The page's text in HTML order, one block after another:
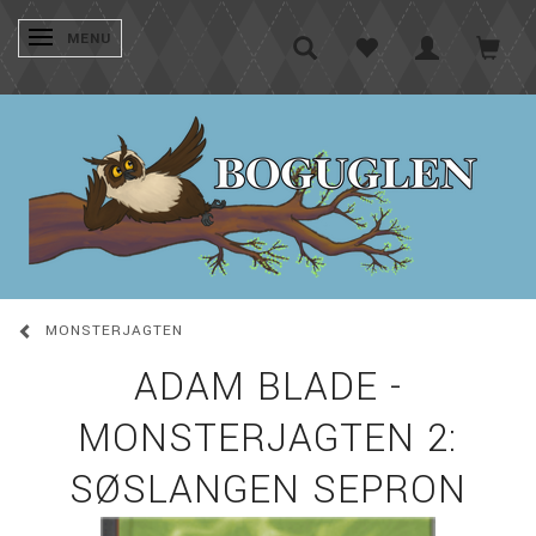
SKIFTE NAVIGATION
MENU
MONSTERJAGTEN
ADAM BLADE -
MONSTERJAGTEN 2:
SØSLANGEN SEPRON